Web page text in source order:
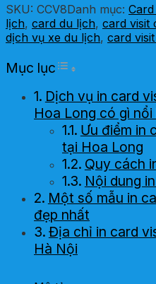
SKU: CCV8Danh mục: Card
lịch, card du lịch, card visit
dịch vụ xe du lịch, card
Mục lục Toggle Table of
Dịch vụ in card
Hoa Long có gì nổi
Ưu điểm in
tại Hoa Long
Quy cách
Nội dung
Một số mẫu in
đẹp nhất
Địa chỉ in card
Hà Nội